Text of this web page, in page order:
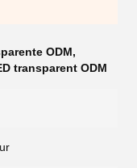
ODM,
transparent ODM